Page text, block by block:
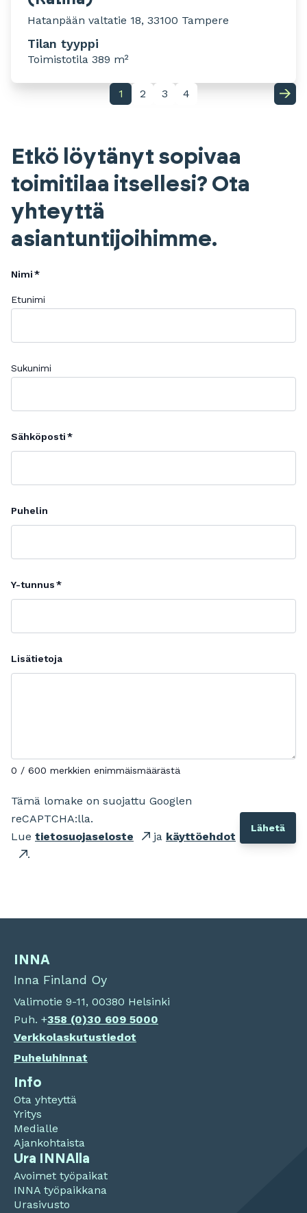
Hatanpään valtatie 18, 33100 Tampere
Tilan tyyppi
Toimistotila 389 m²
1 2 3 4
Etkö löytänyt sopivaa
toimitilaa itsellesi? Ota
yhteyttä
asiantuntijoihimme.
Nimi
Etunimi
Sukunimi
Sähköposti
Puhelin
Y-tunnus
Lisätietoja
0 / 600 merkkien enimmäismäärästä
Tämä lomake on suojattu Googlen
reCAPTCHA:lla.
Lue tietosuojaseloste ja käyttöehdot
.
INNA
Inna Finland Oy
Valimotie 9-11, 00380 Helsinki
Puh. +358 (0)30 609 5000
Verkkolaskutustiedot
Puheluhinnat
Info
Ota yhteyttä
Yritys
Medialle
Ajankohtaista
Ura INNAlla
Avoimet työpaikat
INNA työpaikkana
Urasivusto